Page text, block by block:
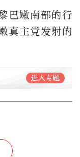
巴嫩南部的行
真主党发射的
进入专题